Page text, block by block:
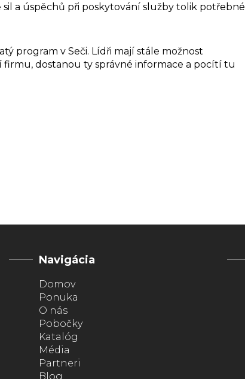
a úspěchů při poskytování služby tolik potřebné
program v Seči. Lídři mají stále možnost
firmu, dostanou ty správné informace a pocítí tu
Navigácia
Domov
Ponuka
O nás
Pobočky
Katalóg
Média
Partneri
Blog